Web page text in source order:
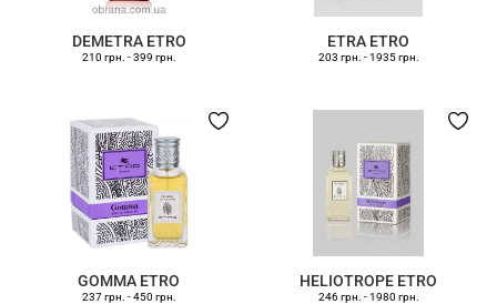
DEMETRA ETRO
210 грн. -399 грн.
ETRA ETRO
203 грн. -1935 грн.
GOMMA ETRO
237 грн. -450 грн.
HELIOTROPE ETRO
246 грн. -1980 грн.